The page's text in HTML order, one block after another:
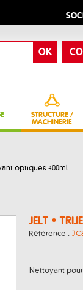
STRUCTURE /
MACHINERIE
optiques 400ml
JELT •
Référence :
Nettoyant